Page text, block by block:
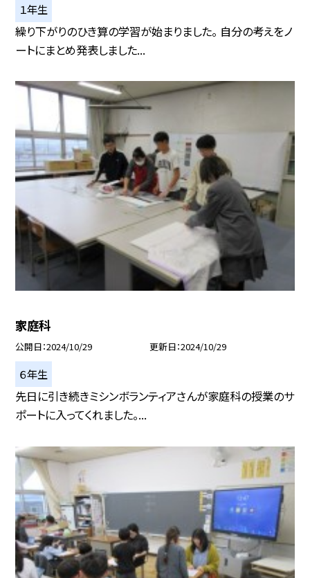
１年生
繰り下がりのひき算の学習が始まりました。 自分の考えをノ
ートにまとめ発表しました...
家庭科
公開日 2024/10/29 更新日 2024/10/29
６年生
先日に引き続きミシンボランティアさんが家庭科の授業のサ
ポートに入ってくれました。...